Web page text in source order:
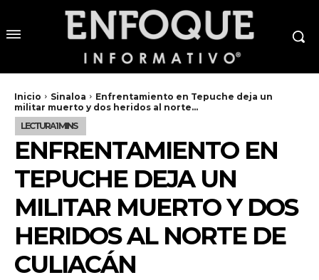
Inicio Sinaloa
Enfrentamiento en Tepuche deja un
militar muerto y dos heridos al norte...
ENFRENTAMIENTO EN
TEPUCHE DEJA UN
MILITAR MUERTO Y DOS
HERIDOS AL NORTE DE
CULIACÁN